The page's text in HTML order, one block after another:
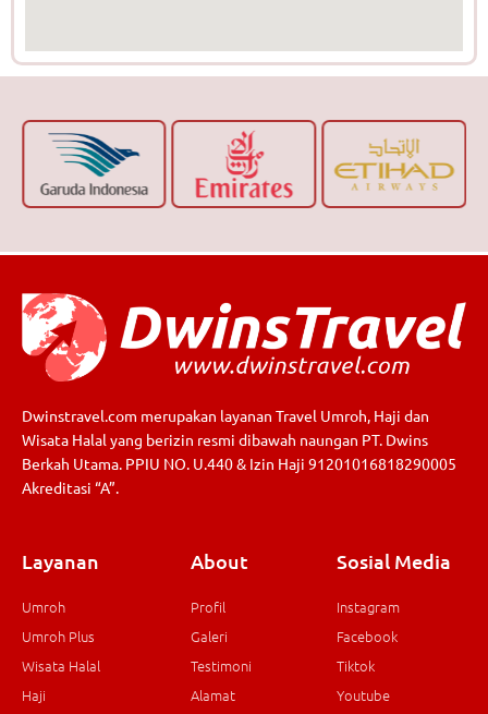
Dwinstravel.com merupakan layanan Travel Umroh, Haji dan
Wisata Halal yang berizin resmi dibawah naungan PT. Dwins
Berkah Utama. PPIU NO. U.440 & Izin Haji 91201016818290005
Akreditasi “A”.
Layanan
Umroh
Umroh Plus
Wisata Halal
Haji
About
Profil
Galeri
Testimoni
Alamat
Sosial Media
Instagram
Facebook
Tiktok
Youtube